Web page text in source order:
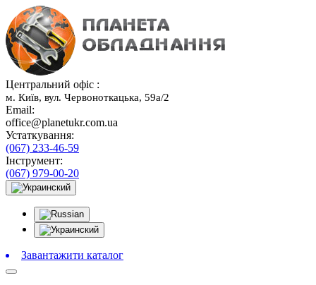
Центральний офіс :
м. Київ, вул. Червоноткацька, 59а/2
Email:
office@planetukr.com.ua
Устаткування:
(067) 233-46-59
Інструмент:
(067) 979-00-20
Завантажити каталог